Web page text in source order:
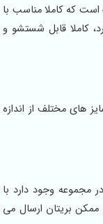
که کاملا مناسب با
کاملا قابل شستشو و
های مختلف از اندازه
مجموعه وجود دارد با
بریتان ارسال می